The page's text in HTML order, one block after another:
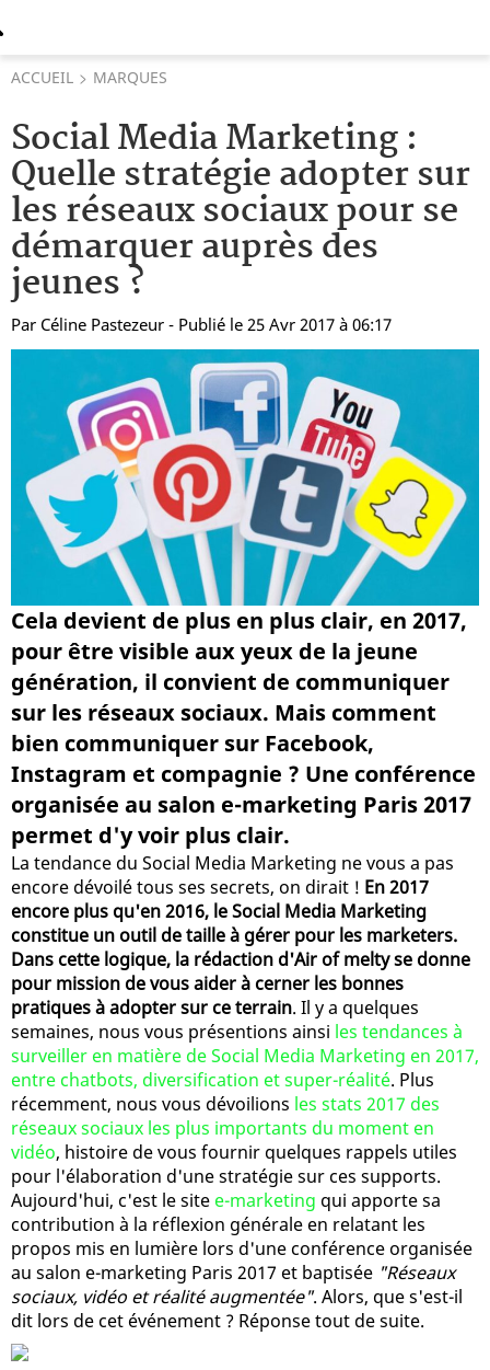
ACCUEIL MARQUES
Social Media Marketing :
Quelle stratégie adopter sur
les réseaux sociaux pour se
démarquer auprès des
jeunes ?
Par Céline Pastezeur - Publié le 25 Avr 2017 à 06:17
Cela devient de plus en plus clair, en 2017,
pour être visible aux yeux de la jeune
génération, il convient de communiquer
sur les réseaux sociaux. Mais comment
bien communiquer sur Facebook,
Instagram et compagnie ? Une conférence
organisée au salon e-marketing Paris 2017
permet d'y voir plus clair.
La tendance du Social Media Marketing ne vous a pas
encore dévoilé tous ses secrets, on dirait ! En 2017
encore plus qu'en 2016, le Social Media Marketing
constitue un outil de taille à gérer pour les marketers.
Dans cette logique, la rédaction d'Air of melty se donne
pour mission de vous aider à cerner les bonnes
pratiques à adopter sur ce terrain. Il y a quelques
semaines, nous vous présentions ainsi les tendances à
surveiller en matière de Social Media Marketing en 2017,
entre chatbots, diversification et super-réalité. Plus
récemment, nous vous dévoilions les stats 2017 des
réseaux sociaux les plus importants du moment en
vidéo, histoire de vous fournir quelques rappels utiles
pour l'élaboration d'une stratégie sur ces supports.
Aujourd'hui, c'est le site e-marketing qui apporte sa
contribution à la réflexion générale en relatant les
propos mis en lumière lors d'une conférence organisée
au salon e-marketing Paris 2017 et baptisée "Réseaux
sociaux, vidéo et réalité augmentée". Alors, que s'est-il
dit lors de cet événement ? Réponse tout de suite.